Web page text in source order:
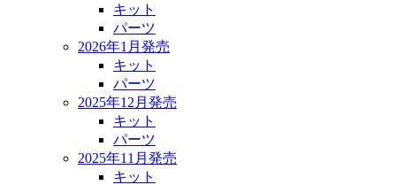
キット
パーツ
2026年1月発売
キット
パーツ
2025年12月発売
キット
パーツ
2025年11月発売
キット